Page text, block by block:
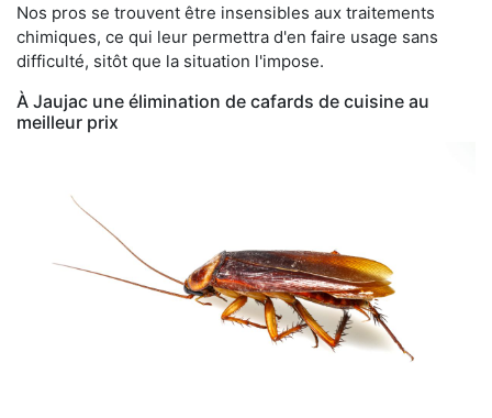
Nos pros se trouvent être insensibles aux traitements
chimiques, ce qui leur permettra d'en faire usage sans
difficulté, sitôt que la situation l'impose.
À Jaujac une élimination de cafards de cuisine au
meilleur prix